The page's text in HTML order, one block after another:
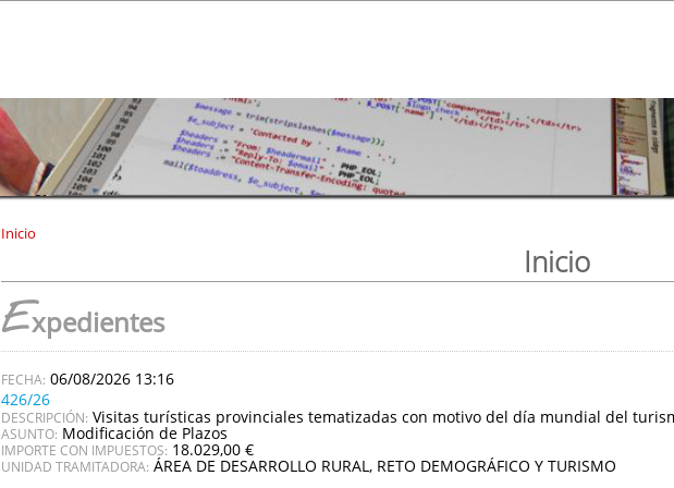
Inicio
Inicio
Expedientes
06/08/2026 13:16
426/26
DESCRIPCIÓN: Visitas turísticas provinciales tematizadas con motivo del día mundial del
ASUNTO: Modificación de Plazos
IMPORTE CON IMPUESTOS: 18.029,00 €
UNIDAD TRAMITADORA: ÁREA DE DESARROLLO RURAL, RETO DEMOGRÁFICO Y TURISMO